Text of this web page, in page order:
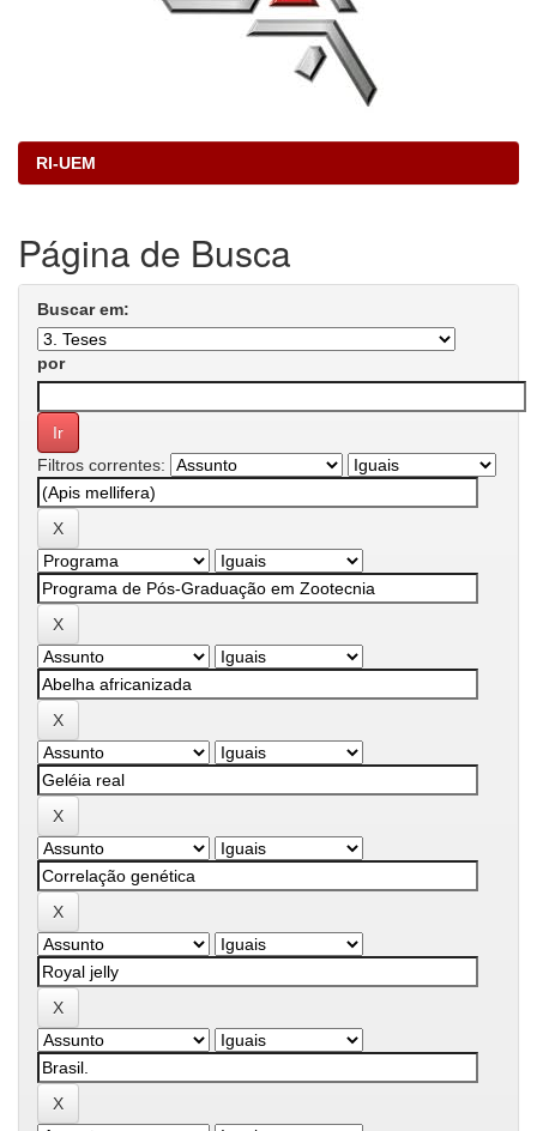
RI-UEM
Página de Busca
Buscar em:
por
Filtros correntes: